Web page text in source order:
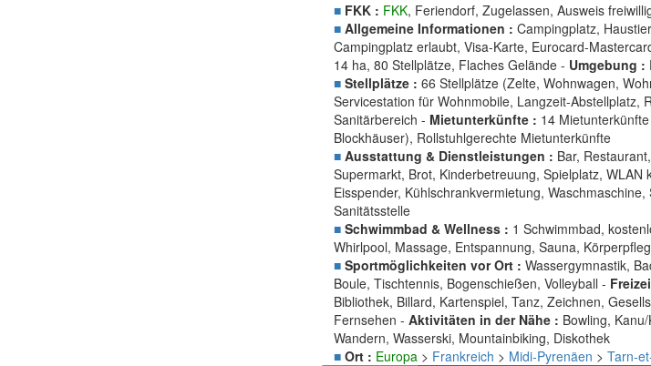
■ FKK : FKK, Feriendorf, Zugelassen, Ausweis
■ Allgemeine Informationen : Campingplatz,
Campingplatz erlaubt, Visa-Karte, Eurocard-
14 ha, 80 Stellplätze, Flaches Gelände - Umgebung :
■ Stellplätze : 66 Stellplätze (Zelte, Wohnwagen,
Servicestation für Wohnmobile, Langzeit-Abstellplatz,
Sanitärbereich - Mietunterkünfte : 14
Blockhäuser), Rollstuhlgerechte Mietunterkünfte
■ Ausstattung & Dienstleistungen : Bar,
Supermarkt, Brot, Kinderbetreuung, Spielplatz, WLAN
Eisspender, Kühlschrankvermietung,
Sanitätsstelle
■ Schwimmbad & Wellness : 1 Schwimmbad,
Whirlpool, Massage, Entspannung, Sauna,
■ Sportmöglichkeiten vor Ort : Wassergymnastik,
Boule, Tischtennis, Bogenschießen, Volleyball -
Bibliothek, Billard, Kartenspiel, Tanz, Zeichnen,
Fernsehen - Aktivitäten in der Nähe : Bowling,
Wandern, Wasserski, Mountainbiking, Diskothek
■ Ort : Europa > Frankreich > Midi-Pyrenäen > Tarn-